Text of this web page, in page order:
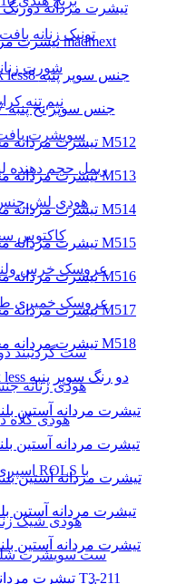
تونیک زنانه
شورت
نیم تنه
سویشرت بافت
ریمل حجم دهنده
هودی لش جنس
کاکتوس
عروسک خرس ولنتاین
عروسک خمیری
ست گردنبند
هودی زنانه
هودی شیک
ست سویشرت
تیشرت مردانه
تیشرت مردانه مشکی سفید برند madmext
تیشرت مردانه مدل think less8 جنس سوپر پنبه
تیشرت مردانه برند LV جنس سوپر نخ پنبه
تیشرت مردانه مخمل کبریتی سه رنگ مدل M512
تیشرت مردانه مخمل کبریتی سه رنگ مدل M513
تیشرت مردانه مخمل کبریتی سه رنگ مدل M514
تیشرت مردانه مخمل کبریتی سه رنگ مدل M515
تیشرت مردانه مخمل کبریتی سه رنگ مدل M516
تیشرت مردانه مخمل کبریتی سه رنگ مدل M517
تیشرت مردانه مخمل کبریتی سه رنگ مدل M518
تیشرت مردانه برند think less دو رنگ سوپر پنبه
تیشرت مردانه آستین
تیشرت مردانه آستین
تیشرت مردانه آستین
تیشرت مردانه آستین
تیشرت مردانه آستین
تیشرت مردانه دو رنگ اسپورت مدل T3-211